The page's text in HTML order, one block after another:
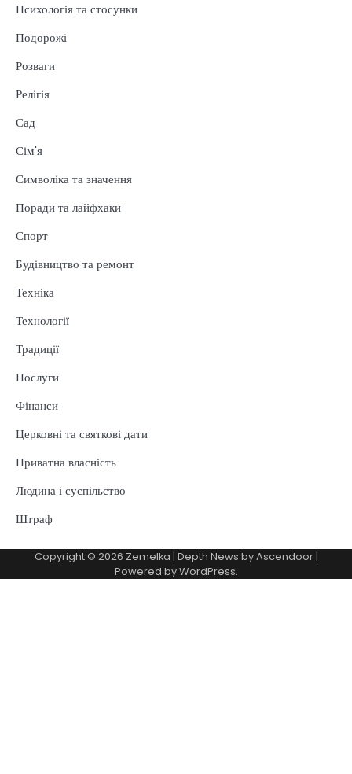
Психологія та стосунки
Подорожі
Розваги
Релігія
Сад
Сім'я
Символіка та значення
Поради та лайфхаки
Спорт
Будівництво та ремонт
Техніка
Технології
Традиції
Послуги
Фінанси
Церковні та святкові дати
Приватна власність
Людина і суспільство
Штраф
Copyright © 2026 Zemelka | Depth News byAscendoor|
Powered byWordPress.